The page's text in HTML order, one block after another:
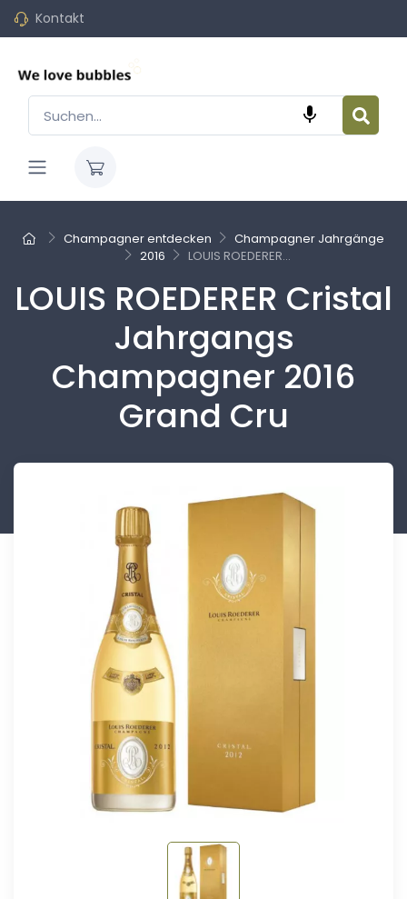
Kontakt

Champagner entdecken
Champagner Jahrgänge
2016
LOUIS ROEDERER...
LOUIS ROEDERER Cristal
Jahrgangs
Champagner 2016
Grand Cru